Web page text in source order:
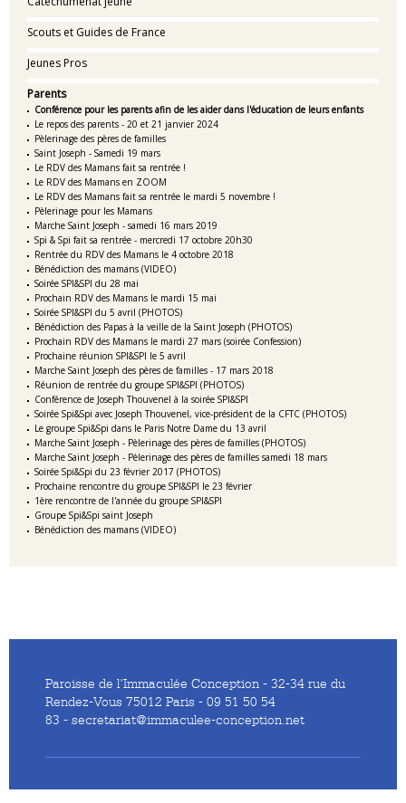
Scouts et Guides de France
Jeunes Pros
Parents
Conférence pour les parents afin de les aider dans l'éducation de leurs enfants
Le repos des parents - 20 et 21 janvier 2024
Pèlerinage des pères de familles
Saint Joseph - Samedi 19 mars
Le RDV des Mamans fait sa rentrée !
Le RDV des Mamans en ZOOM
Le RDV des Mamans fait sa rentrée le mardi 5 novembre !
Pèlerinage pour les Mamans
Marche Saint Joseph - samedi 16 mars 2019
Spi & Spi fait sa rentrée - mercredi 17 octobre 20h30
Rentrée du RDV des Mamans le 4 octobre 2018
Bénédiction des mamans (VIDEO)
Soirée SPI&SPI du 28 mai
Prochain RDV des Mamans le mardi 15 mai
Soirée SPI&SPI du 5 avril (PHOTOS)
Bénédiction des Papas à la veille de la Saint Joseph (PHOTOS)
Prochain RDV des Mamans le mardi 27 mars (soirée Confession)
Prochaine réunion SPI&SPI le 5 avril
Marche Saint Joseph des pères de familles - 17 mars 2018
Réunion de rentrée du groupe SPI&SPI (PHOTOS)
Conférence de Joseph Thouvenel à la soirée SPI&SPI
Soirée Spi&Spi avec Joseph Thouvenel, vice-président de la CFTC (PHOTOS)
Le groupe Spi&Spi dans le Paris Notre Dame du 13 avril
Marche Saint Joseph - Pèlerinage des pères de familles (PHOTOS)
Marche Saint Joseph - Pèlerinage des pères de familles samedi 18 mars
Soirée Spi&Spi du 23 février 2017 (PHOTOS)
Prochaine rencontre du groupe SPI&SPI le 23 février
1ère rencontre de l'année du groupe SPI&SPI
Groupe Spi&Spi saint Joseph
Bénédiction des mamans (VIDEO)
Paroisse de l'Immaculée Conception - 32-34 rue du
Rendez-Vous 75012 Paris - 09 51 50 54
83 - secretariat@immaculee-conception.net